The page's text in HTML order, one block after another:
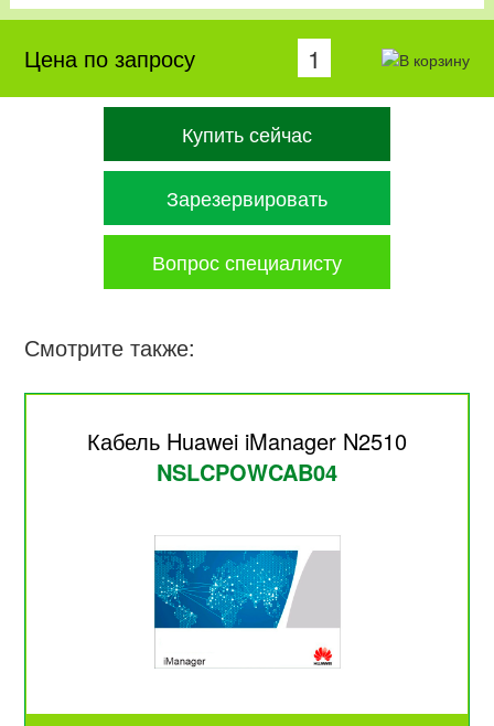
Цена по запросу
Купить сейчас
Зарезервировать
Вопрос специалисту
Смотрите также:
Кабель Huawei iManager N2510
NSLCPOWCAB04